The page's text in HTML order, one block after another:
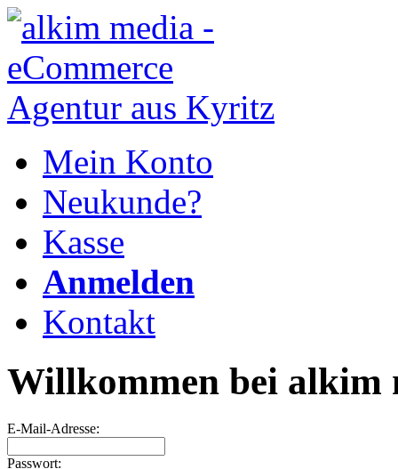
Mein Konto
Neukunde?
Kasse
Anmelden
Kontakt
Willkommen bei alkim
E-Mail-Adresse:
Passwort: